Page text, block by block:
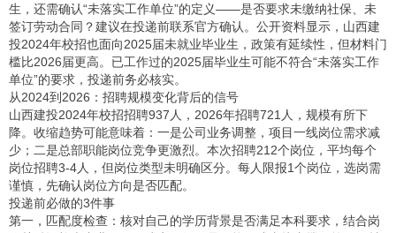
生，还需确认“未落实工作单位”的定义——是否要求未缴纳社保、未
签订劳动合同？建议在投递前联系官方确认。公开资料显示，山西建
投2024年校招也面向2025届未就业毕业生，政策有延续性，但材料门
槛比2026届更高。已工作过的2025届毕业生可能不符合“未落实工作
单位”的要求，投递前务必核实。
从2024到2026：招聘规模变化背后的信号
山西建投2024年校招招聘937人，2026年招聘721人，规模有所下
降。收缩趋势可能意味着：一是公司业务调整，项目一线岗位需求减
少；二是总部职能岗位竞争更激烈。本次招聘212个岗位，平均每个
岗位招聘3-4人，但岗位类型未明确区分。每人限报1个岗位，选岗需
谨慎，先确认岗位方向是否匹配。
投递前必做的3件事
第一，匹配度检查：核对自己的学历背景是否满足本科要求，结合岗